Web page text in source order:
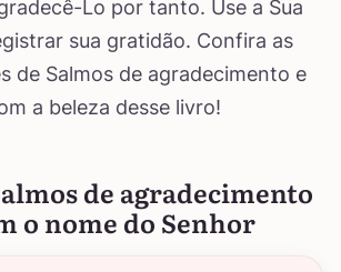
Lo por tanto. Use a Sua
sua gratidão. Confira as
de Salmos de agradecimento e
a beleza desse livro!
de agradecimento
o nome do Senhor